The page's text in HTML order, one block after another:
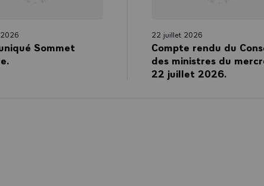
Sommet
22 juillet 2026
Compte rendu du
des ministres du
22 juillet 2026.